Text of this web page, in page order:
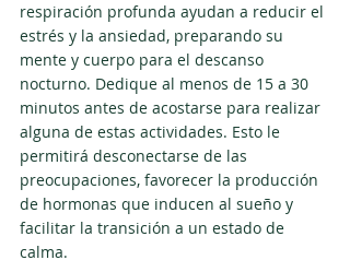
respiración profunda ayudan a reducir el
estrés y la ansiedad, preparando su
mente y cuerpo para el descanso
nocturno. Dedique al menos de 15 a 30
minutos antes de acostarse para realizar
alguna de estas actividades. Esto le
permitirá desconectarse de las
preocupaciones, favorecer la producción
de hormonas que inducen al sueño y
facilitar la transición a un estado de
calma.